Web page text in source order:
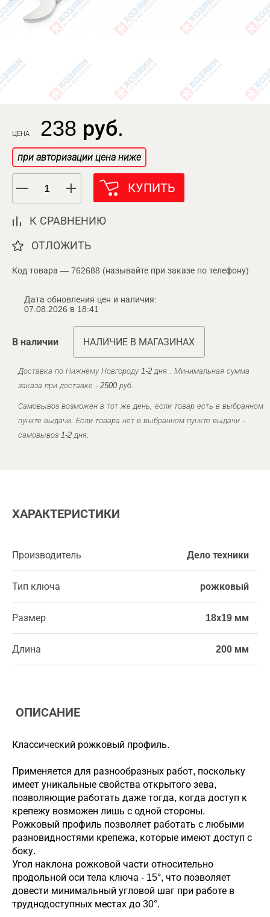
ЦЕНА 238 руб.
при авторизации цена ниже
КУПИТЬ
К СРАВНЕНИЮ
ОТЛОЖИТЬ
Код товара — 762688 (называйте при заказе по телефону)
Дата обновления цен и наличия:
07.08.2026 в 18:41
В наличии НАЛИЧИЕ В МАГАЗИНАХ
Доставка по Нижнему Новгороду 1-2 дня . Минимальная сумма
заказа при доставке - 2500 руб.
Самовывоз возможен в тот же день, если товар есть в выбранном
пункте выдачи. Если товара нет в выбранном пункте выдачи -
самовывоз 1-2 дня.
ХАРАКТЕРИСТИКИ
Производитель Дело техники
Тип ключа рожковый
Размер 18х19 мм
Длина 200 мм
ОПИСАНИЕ
Классический рожковый профиль.
Применяется для разнообразных работ, поскольку
имеет уникальные свойства открытого зева,
позволяющие работать даже тогда, когда доступ к
крепежу возможен лишь с одной стороны.
Рожковый профиль позволяет работать с любыми
разновидностями крепежа, которые имеют доступ с
боку.
Угол наклона рожковой части относительно
продольной оси тела ключа - 15°, что позволяет
довести минимальный угловой шаг при работе в
труднодоступных местах до 30°.